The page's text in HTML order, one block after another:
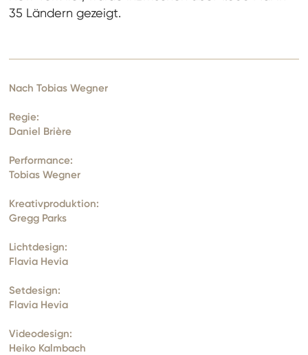
35 Ländern gezeigt.
Nach Tobias Wegner
Regie:
Daniel Brière
Performance:
Tobias Wegner
Kreativproduktion:
Gregg Parks
Lichtdesign:
Flavia Hevia
Setdesign:
Flavia Hevia
Videodesign:
Heiko Kalmbach